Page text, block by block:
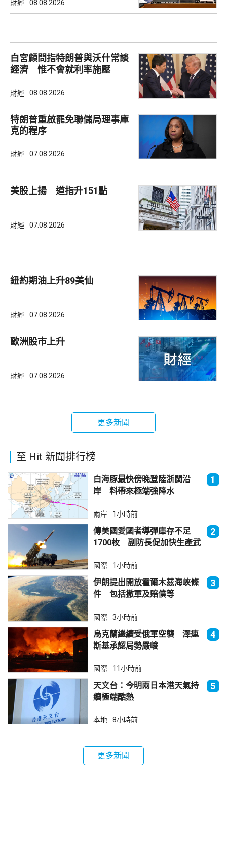
財經 08.08.2026
白宮顧問指特朗普與沃什常談
經濟 惟不會就利率施壓
財經 08.08.2026
特朗普重啟罷免聯儲局理事庫
克的程序
財經 07.08.2026
美股上揚 道指升151點
財經 07.08.2026
紐約期油上升89美仙
財經 07.08.2026
歐洲股巿上升
財經 07.08.2026
更多新聞
至 Hit 新聞排行榜
白海豚最快傍晚登陸浙閩沿
岸 料帶來極端強降水
1
兩岸 1小時前
傳美國愛國者導彈庫存不足
1700枚 副防長促加快生產武
2
國際 1小時前
伊朗提出開放霍爾木茲海峽條
件 包括撤軍及賠償等
3
國際 3小時前
烏克蘭繼續受俄軍空襲 澤連
斯基承認局勢嚴峻
4
國際 11小時前
天文台：今明兩日本港天氣持
續極端酷熱
5
本地 8小時前
更多新聞